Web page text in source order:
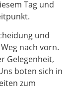
Tag und
und
nach vorn.
Gelegenheit,
boten sich in
zum